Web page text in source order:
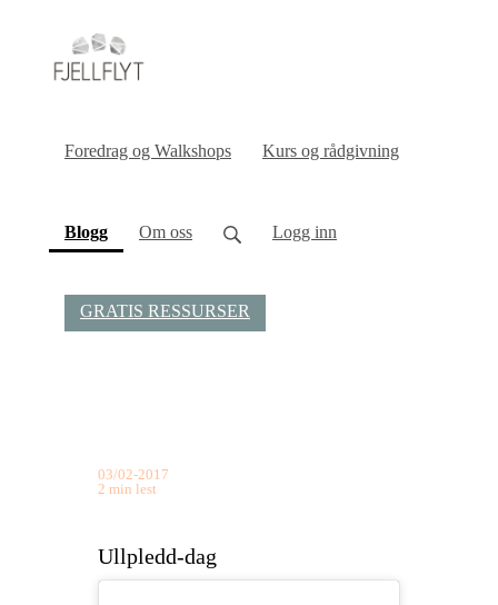
Foredrag og Walkshops Kurs og rådgivning
Blogg(current)
Om oss Logg inn
GRATIS RESSURSER
03/02-2017
2 min lest
Ullpledd-dag